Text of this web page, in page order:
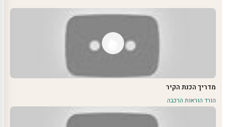
מדריך הכנת הקיר
הורד הוראות הרכבה